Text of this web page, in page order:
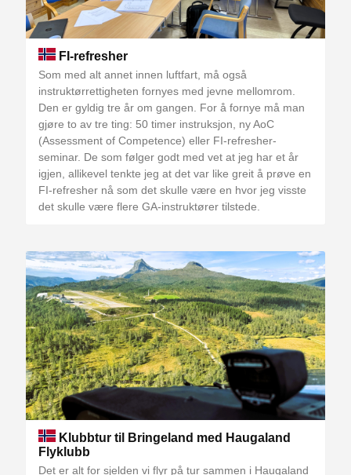
FI-refresher
Som med alt annet innen luftfart, må også
instruktørrettigheten fornyes med jevne mellomrom.
Den er gyldig tre år om gangen. For å fornye må man
gjøre to av tre ting: 50 timer instruksjon, ny AoC
(Assessment of Competence) eller FI-refresher-
seminar. De som følger godt med vet at jeg har et år
igjen, allikevel tenkte jeg at det var like greit å prøve en
FI-refresher nå som det skulle være en hvor jeg visste
det skulle være flere GA-instruktører tilstede.
Klubbtur til Bringeland med Haugaland
Flyklubb
Det er alt for sjelden vi flyr på tur sammen i Haugaland